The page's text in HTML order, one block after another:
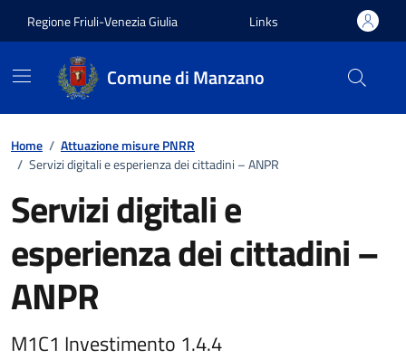
Regione Friuli-Venezia Giulia Links
Comune di Manzano
Home / Attuazione misure PNRR
/ Servizi digitali e esperienza dei cittadini – ANPR
Servizi digitali e
esperienza dei cittadini –
ANPR
M1C1 Investimento 1.4.4